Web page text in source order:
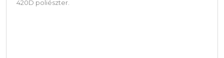
420D poliészter.